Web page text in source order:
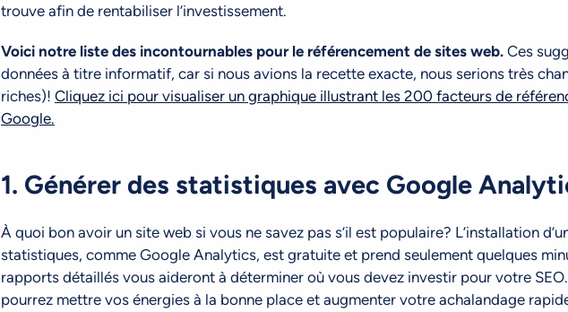
trouve afin de rentabiliser l’investissement.
Voici notre liste des incontournables pour le référencement de sites web. Ces
données à titre informatif, car si nous avions la recette exacte, nous serions très
riches)! Cliquez ici pour visualiser un graphique illustrant les 200 facteurs de
Google.
1. Générer des statistiques avec Google
À quoi bon avoir un site web si vous ne savez pas s’il est populaire? L’installation
statistiques, comme Google Analytics, est gratuite et prend seulement quelques
rapports détaillés vous aideront à déterminer où vous devez investir pour votre
pourrez mettre vos énergies à la bonne place et augmenter votre achalandage